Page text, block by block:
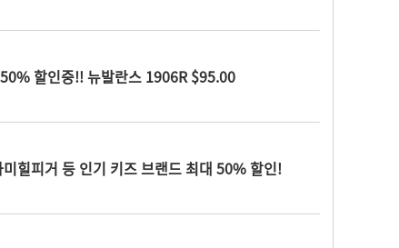
할인중!! 뉴발란스 1906R $95.00
힐피거 등 인기 키즈 브랜드 최대 50% 할인!